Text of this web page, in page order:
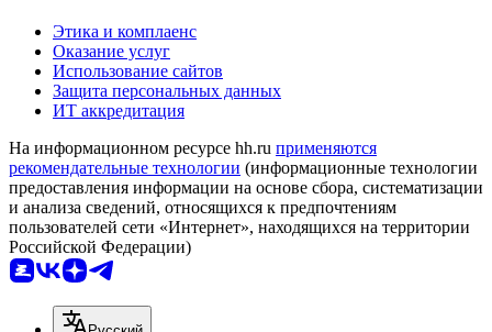
Этика и комплаенс
Оказание услуг
Использование сайтов
Защита персональных данных
ИТ аккредитация
На информационном ресурсе hh.ru применяются
рекомендательные технологии (информационные технологии
предоставления информации на основе сбора, систематизации
и анализа сведений, относящихся к предпочтениям
пользователей сети «Интернет», находящихся на территории
Российской Федерации)